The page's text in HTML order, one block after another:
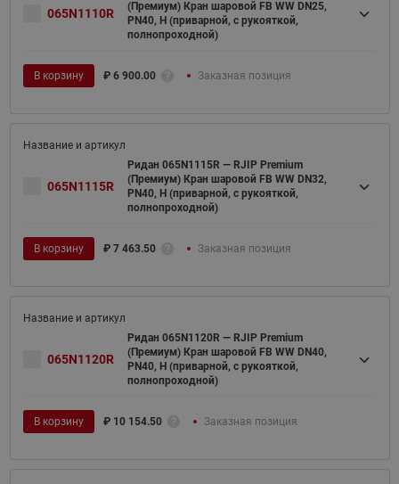
065N1110R
(Премиум) Кран шаровой FB WW DN25,
PN40, H (приварной, с рукояткой,
полнопроходной)
В корзину ₽ 6 900.00 Заказная позиция
065N1115R
Ридан 065N1115R — RJIP Premium
(Премиум) Кран шаровой FB WW DN32,
PN40, H (приварной, с рукояткой,
полнопроходной)
В корзину ₽ 7 463.50 Заказная позиция
065N1120R
Ридан 065N1120R — RJIP Premium
(Премиум) Кран шаровой FB WW DN40,
PN40, H (приварной, с рукояткой,
полнопроходной)
В корзину ₽ 10 154.50 Заказная позиция